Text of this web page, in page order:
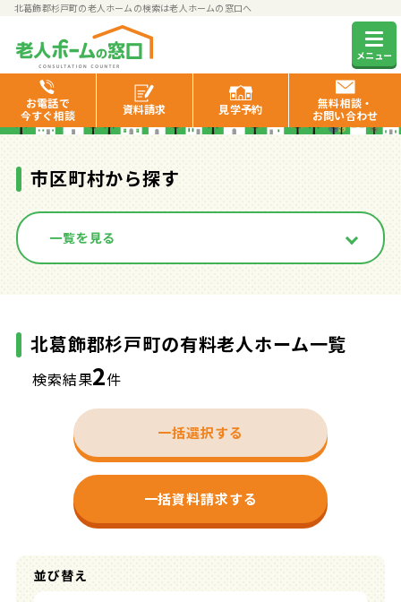
北葛飾郡杉戸町の老人ホームの検索は老人ホームの窓口へ
メニュー
お電話で
今すぐ相談
資料請求 見学予約
無料相談・
お問い合わせ
北葛飾郡杉戸町の有料老人ホ
ーム一覧
市区町村から探す
一覧を見る
北葛飾郡杉戸町の有料老人ホーム一覧
検索結果2件
一括選択する
一括資料請求する
並び替え